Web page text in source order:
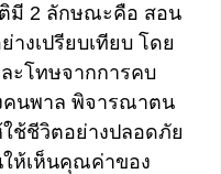
มี 2 ลักษณะคือ สอน
างเปรียบเทียบ โดย
ะโทษจากการคบ
นพาล พิจารณาตน
ช้ชีวิตอย่างปลอดภัย
ให้เห็นคุณค่าของ